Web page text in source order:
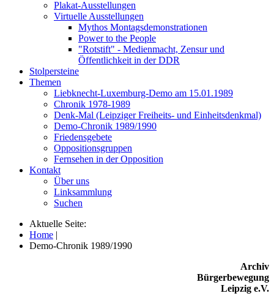
Plakat-Ausstellungen
Virtuelle Ausstellungen
Mythos Montagsdemonstrationen
Power to the People
"Rotstift" - Medienmacht, Zensur und
Öffentlichkeit in der DDR
Stolpersteine
Themen
Liebknecht-Luxemburg-Demo am 15.01.1989
Chronik 1978-1989
Denk-Mal (Leipziger Freiheits- und Einheitsdenkmal)
Demo-Chronik 1989/1990
Friedensgebete
Oppositionsgruppen
Fernsehen in der Opposition
Kontakt
Über uns
Linksammlung
Suchen
Aktuelle Seite:
Home |
Demo-Chronik 1989/1990
Archiv
Bürgerbewegung
Leipzig e.V.